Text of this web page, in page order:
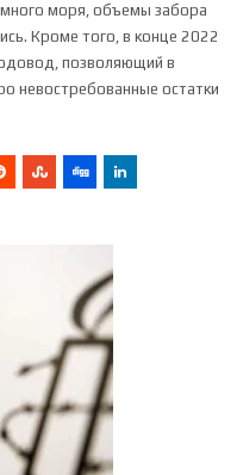
моря, объемы забора
Кроме того, в конце 2022
позволяющий в
невостребованные остатки